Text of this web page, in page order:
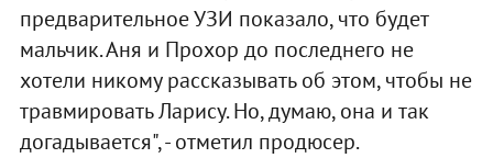
предварительное УЗИ показало, что будет
мальчик. Аня и Прохор до последнего не
хотели никому рассказывать об этом, чтобы не
травмировать Ларису. Но, думаю, она и так
догадывается", - отметил продюсер.